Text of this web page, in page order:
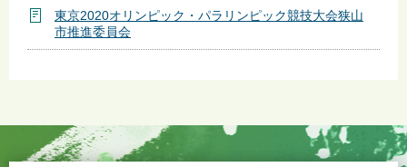
東京2020オリンピック・パラリンピック競技大会狭山
市推進委員会